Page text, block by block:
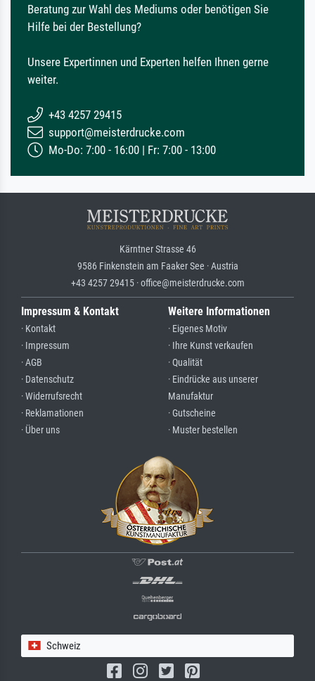
Beratung zur Wahl des Mediums oder benötigen Sie
Hilfe bei der Bestellung?
Unsere Expertinnen und Experten helfen Ihnen gerne
weiter.
+43 4257 29415
support@meisterdrucke.com
Mo-Do: 7:00 - 16:00 | Fr: 7:00 - 13:00
Kärntner Strasse 46
9586 Finkenstein am Faaker See · Austria
+43 4257 29415 · office@meisterdrucke.com
Impressum & Kontakt
· Kontakt
· Impressum
· AGB
· Datenschutz
· Widerrufsrecht
· Reklamationen
· Über uns
Weitere Informationen
· Eigenes Motiv
· Ihre Kunst verkaufen
· Qualität
· Eindrücke aus unserer
Manufaktur
· Gutscheine
· Muster bestellen
Schweiz